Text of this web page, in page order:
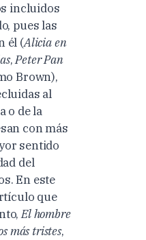
incluidos
pues las
él (Alicia en
,Peter Pan
Brown),
al
o de la
con más
sentido
del
En este
que
El hombre
más tristes,